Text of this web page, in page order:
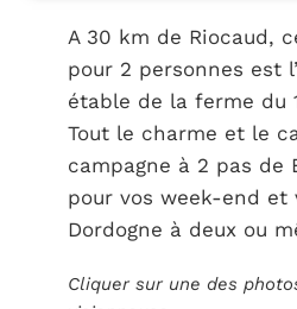
A 30 km de Riocaud,
pour 2 personnes est
étable de la ferme du
Tout le charme et le
campagne à 2 pas de
pour vos week-end et
Dordogne à deux ou
Cliquer sur une des